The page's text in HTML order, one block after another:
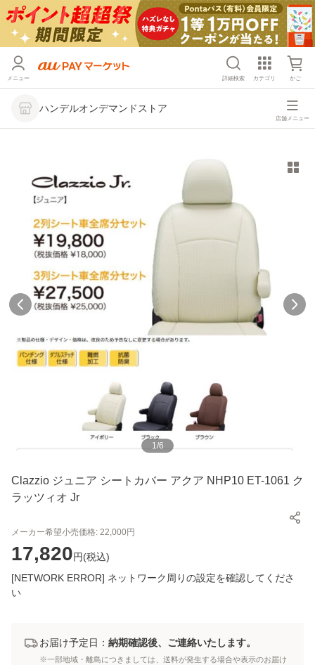
メニュー 詳細検索 カテゴリ かご
ハンデルオンデマンドストア
店舗メニュー
1/6
Clazzio ジュニア シートカバー アクア NHP10 ET-1061 ク
ラッツィオ Jr
メーカー希望小売価格: 22,000円
17,820円(税込)
[NETWORK ERROR] ネットワーク周りの設定を確認してくださ
い
お届け予定日： 納期確認後、ご連絡いたします。
※一部地域・離島につきましては、送料が発生する場合や表示のお届け